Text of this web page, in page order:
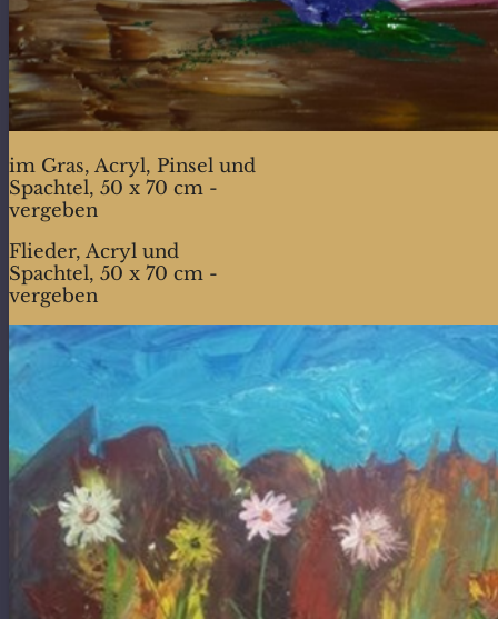
im Gras, Acryl, Pinsel und
Spachtel, 50 x 70 cm -
vergeben
Flieder, Acryl und
Spachtel, 50 x 70 cm -
vergeben